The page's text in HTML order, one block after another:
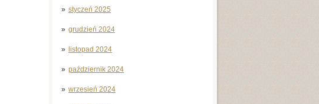
styczeń 2025
grudzień 2024
listopad 2024
październik 2024
wrzesień 2024